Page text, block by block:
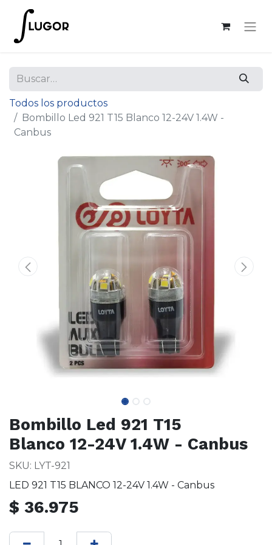
Todos los productos
Bombillo Led 921 T15 Blanco 12-24V 1.4W -
Canbus
Bombillo Led 921 T15
Blanco 12-24V 1.4W - Canbus
SKU: LYT-921
LED 921 T15 BLANCO 12-24V 1.4W - Canbus
$ 36.975